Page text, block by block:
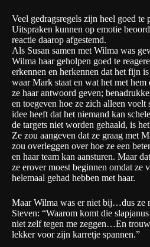
Veel gedragsregels zijn heel goed te
Uitspraken kunnen op emotie
reactie daarop afgestemd.
Als Susan samen met Wilma was
Wilma haar geholpen goed te
erkennen en herkennen dat het fijn
waar Mark staat en wat het met hem
ze haar antwoord geven;
en toegeven hoe ze zich alleen voelt
idee heeft dat het niemand kan
de targets niet worden gehaald, is
Ze zou aangeven dat ze graag met
zou overleggen over hoe ze een
en haar team kan aansturen. Maar
ze erover moest beginnen omdat ze
helemaal gehad hebben met haar.
Maar Wilma was er niet bij…dus ze
Steven: “Waarom komt die
niet zelf tegen me zeggen…En
lekker voor zijn karretje spannen.”